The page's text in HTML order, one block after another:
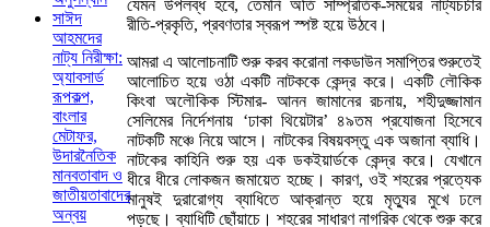
যেমন উপলব্ধ হবে, তেমনি অতি সাম্প্রতিক-সময়ের নাট্যচর্চার
রীতি-প্রকৃতি, প্রবণতার স্বরূপ স্পষ্ট হয়ে উঠবে।
আমরা এ আলোচনাটি শুরু করব করোনা লকডাউন সমাপ্তির শুরুতেই
আলোচিত হয়ে ওঠা একটি নাটককে কেন্দ্র করে। একটি লৌকিক
কিংবা অলৌকিক স্টিমার- আনন জামানের রচনায়, শহীদুজ্জামান
সেলিমের নির্দেশনায় ‘ঢাকা থিয়েটার’ ৪৯তম প্রযোজনা হিসেবে
নাটকটি মঞ্চে নিয়ে আসে। নাটকের বিষয়বস্তু এক অজানা ব্যাধি।
নাটকের কাহিনি শুরু হয় এক ডকইয়ার্ডকে কেন্দ্র করে। যেখানে
ধীরে ধীরে লোকজন জমায়েত হচ্ছে। কারণ, ওই শহরের প্রত্যেক
মানুষই দুরারোগ্য ব্যাধিতে আক্রান্ত হয়ে মৃত্যুর মুখে ঢলে
পড়ছে। ব্যাধিটি ছোঁয়াচে। শহরের সাধারণ নাগরিক থেকে শুরু করে
সাঈদ
আহমদের
নাট্য নিরীক্ষা:
অ্যাবসার্ড
রূপকল্প,
বাংলার
মেটাফর,
উদারনৈতিক
মানবতাবাদ ও
জাতীয়তাবাদের
অন্বয়